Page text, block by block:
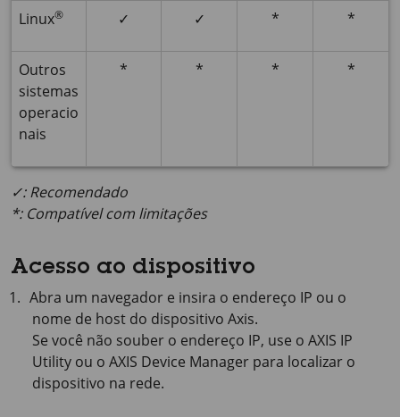
Linux® ✓ ✓ * *
Outros
sistemas
operacio
nais
* * * *
✓: Recomendado
*: Compatível com limitações
Acesso ao dispositivo
Abra um navegador e insira o endereço IP ou o
nome de host do dispositivo Axis.
Se você não souber o endereço IP, use o AXIS IP
Utility ou o AXIS Device Manager para localizar o
dispositivo na rede.